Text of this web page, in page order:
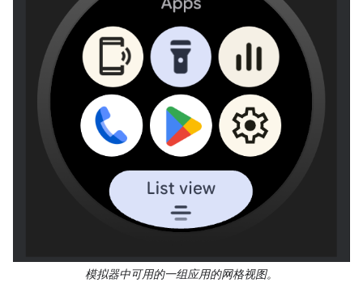
模拟器中可用的一组应用的网格视图。